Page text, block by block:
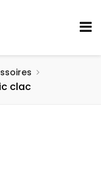
clac